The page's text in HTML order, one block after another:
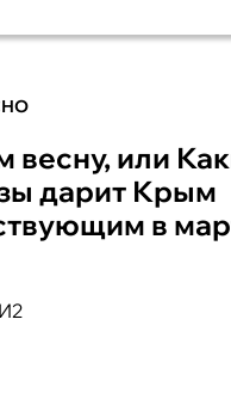
весну, или
дарит Крым
в